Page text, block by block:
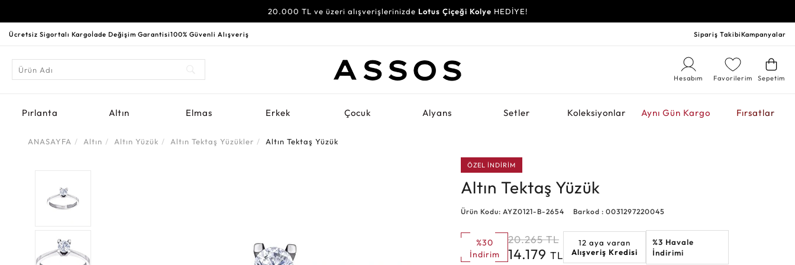
20.000 TL ve üzeri alışverişlerinizde Lotus Çiçeği Kolye HEDİYE!
Ücretsiz Sigortalı Kargoİade Değişim Garantisi100% Güvenli Alışveriş Sipariş TakibiKampanyalar
Sepetim
Favorilerim
Hesabım
Pırlanta Altın Elmas Erkek Çocuk Alyans Setler Koleksiyonlar Aynı Gün Kargo Fırsatlar
ANASAYFA Altın Altın Yüzük Altın Tektaş Yüzükler Altın Tektaş Yüzük
ÖZEL İNDİRİM
Altın Tektaş Yüzük
Ürün Kodu: AYZ0121-B-2654 Barkod : 0031297220045
%30
İndirim
20.265 TL
14.179TL
12 aya varan
Alışveriş Kredisi
%3 Havale
İndirimi